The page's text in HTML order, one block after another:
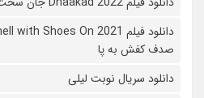
صدف کفش به پا
دانلود سریال نوبت لیلی